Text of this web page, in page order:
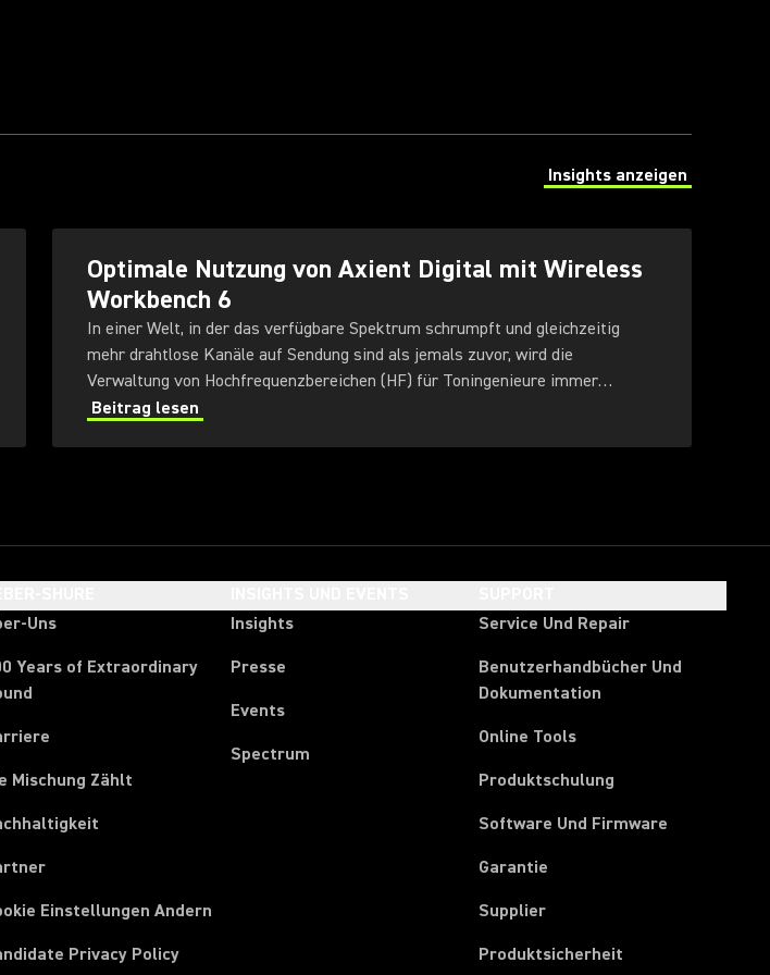
Insights anzeigen
(Opens in a new tab)
Optimale Nutzung von Axient Digital mit Wireless
Workbench 6
In einer Welt, in der das verfügbare Spektrum schrumpft und gleichzeitig
mehr drahtlose Kanäle auf Sendung sind als jemals zuvor, wird die
Verwaltung von Hochfrequenzbereichen (HF) für Toningenieure immer
schwieriger.
Beitrag lesen
Uns
Years of Extraordinary
Mischung Zählt
Einstellungen Andern
Privacy Policy
Insights
Presse
Events
Spectrum
Service Und Repair
Benutzerhandbücher Und
Dokumentation
Online Tools
Produktschulung
Software Und Firmware
Garantie
Supplier(Opens in a new tab)
Produktsicherheit